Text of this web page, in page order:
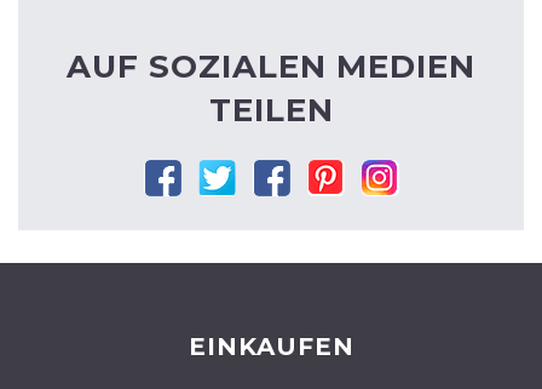
AUF SOZIALEN MEDIEN
TEILEN
FacebookTwitter Google PinterestInstagram
EINKAUFEN